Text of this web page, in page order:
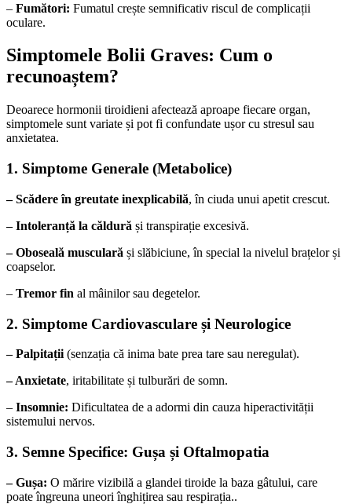
– Fumători: Fumatul crește semnificativ riscul de complicații
oculare.
Simptomele Bolii Graves: Cum o
recunoaștem?
Deoarece hormonii tiroidieni afectează aproape fiecare organ,
simptomele sunt variate și pot fi confundate ușor cu stresul sau
anxietatea.
1. Simptome Generale (Metabolice)
– Scădere în greutate inexplicabilă, în ciuda unui apetit crescut.
– Intoleranță la căldură și transpirație excesivă.
– Oboseală musculară și slăbiciune, în special la nivelul brațelor și
coapselor.
– Tremor fin al mâinilor sau degetelor.
2. Simptome Cardiovasculare și Neurologice
– Palpitații (senzația că inima bate prea tare sau neregulat).
– Anxietate, iritabilitate și tulburări de somn.
– Insomnie: Dificultatea de a adormi din cauza hiperactivității
sistemului nervos.
3. Semne Specifice: Gușa și Oftalmopatia
– Gușa: O mărire vizibilă a glandei tiroide la baza gâtului, care
poate îngreuna uneori înghițirea sau respirația..